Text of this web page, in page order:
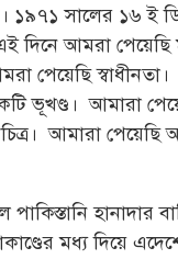
১৯৭১ সালের ১৬ ই
দিনে আমরা পেয়েছি
পেয়েছি
ভূখণ্ড। আমারা
আমারা পেয়েছি
হানাদার
মধ্য দিয়ে